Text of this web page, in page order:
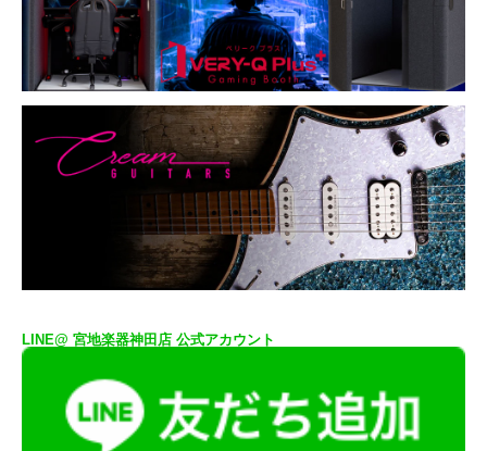
LINE@ 宮地楽器神田店 公式アカウント